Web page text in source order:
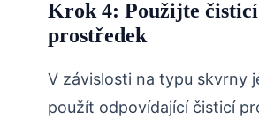
Krok 4: Použijte čisticí
prostředek
V závislosti na typu skvrny
použít odpovídající čisticí